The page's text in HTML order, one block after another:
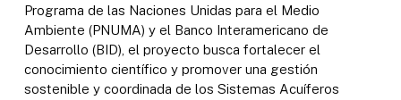
Programa de las Naciones Unidas para el Medio
Ambiente (PNUMA) y el Banco Interamericano de
Desarrollo (BID), el proyecto busca fortalecer el
conocimiento científico y promover una gestión
sostenible y coordinada de los Sistemas Acuíferos